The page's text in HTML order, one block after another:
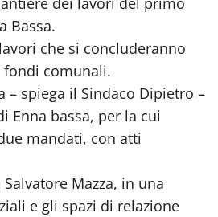
Bassa.
che si concluderanno
fondi comunali.
– spiega il Sindaco Dipietro –
Enna bassa, per la cui
mandati, con atti
Mazza, in una
e gli spazi di relazione